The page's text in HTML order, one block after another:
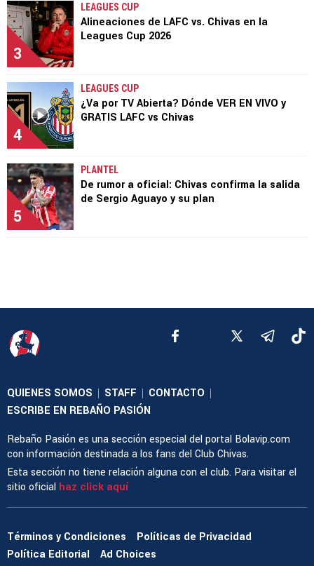
3
LEAGUES CUP
Alineaciones de LAFC vs. Chivas en la
Leagues Cup 2026
4
LEAGUES CUP
¿Va por TV Abierta? Dónde VER EN VIVO y
GRATIS LAFC vs Chivas
5
PLANTEL
De rumor a oficial: Chivas confirma la salida
de Sergio Aguayo y su plan
QUIENES SOMOS | STAFF | CONTACTO |
ESCRIBE EN REBAÑO PASIÓN
Rebaño Pasión es una sección especial del portal Bolavip.com
con información destinada a los fans del Club Chivas.
Esta sección no tiene relación alguna con el club. Para visitar el
sitio oficial haz click aquí
Términos y Condiciones
Políticas de Privacidad
Política Editorial
Ad Choices